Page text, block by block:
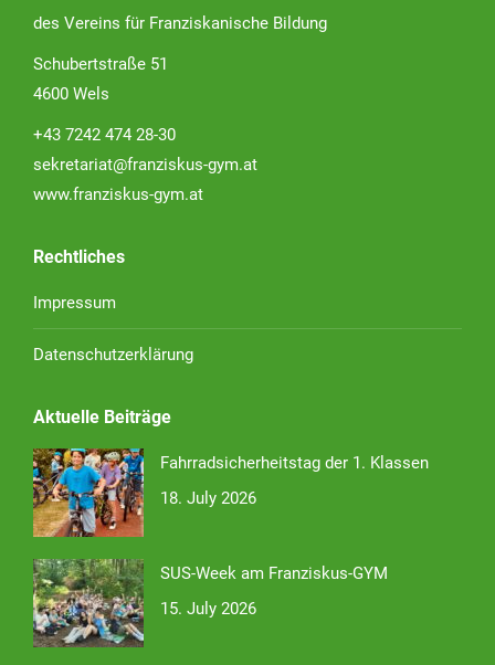
des Vereins für Franziskanische Bildung
Schubertstraße 51
4600 Wels
+43 7242 474 28-30
sekretariat@franziskus-gym.at
www.franziskus-gym.at
Rechtliches
Impressum
Datenschutzerklärung
Aktuelle Beiträge
Fahrradsicherheitstag der 1. Klassen
18. July 2026
SUS-Week am Franziskus-GYM
15. July 2026